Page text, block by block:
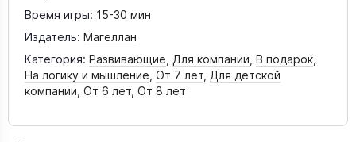
Время игры: 15-30 мин
Издатель: Магеллан
Категория: Развивающие Для компании В подарок
На логику и мышление От 7 лет Для детской
компании От 6 лет От 8 лет